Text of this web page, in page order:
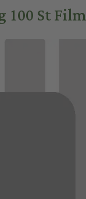
100 St